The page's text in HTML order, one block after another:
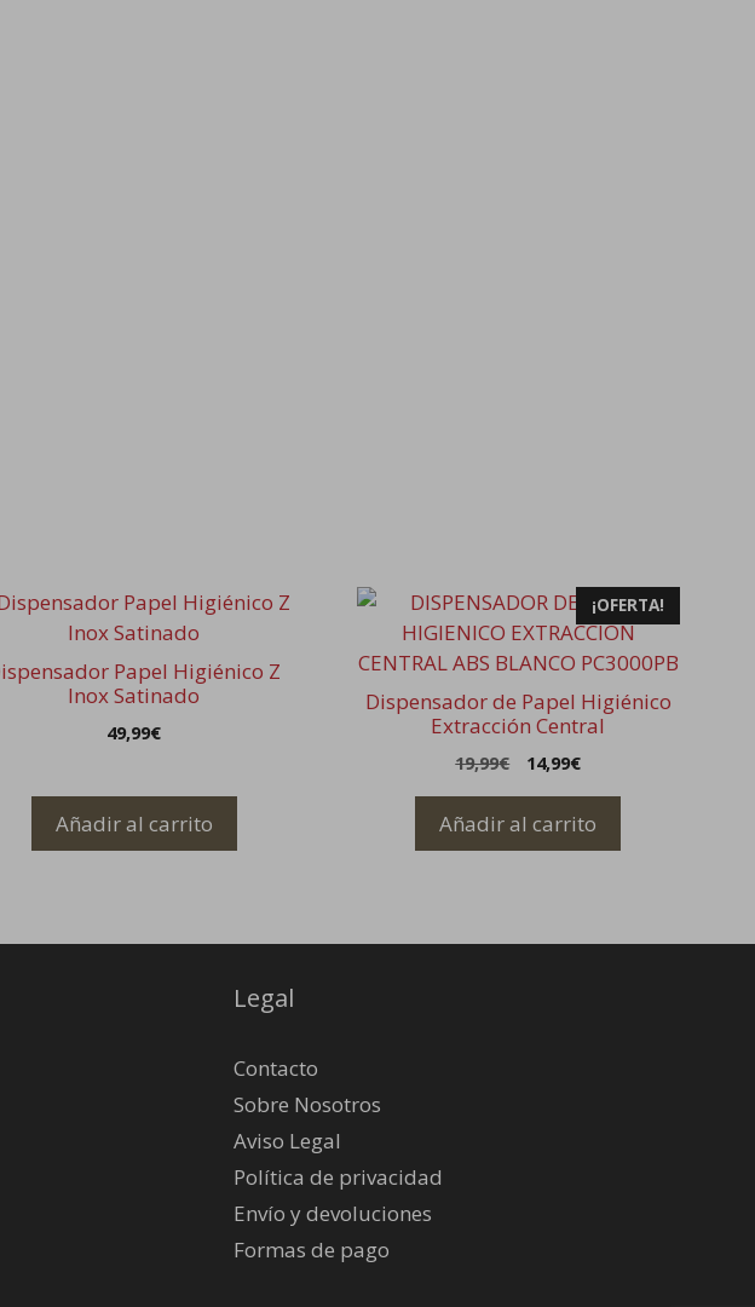
Papel Higiénico Z
Inox Satinado
49,99€
Añadir al carrito
¡OFERTA!
Dispensador de Papel Higiénico
Extracción Central
19,99€
El
original
era:
14,99€El
actual
es:
Añadir al carrito
Legal
Contacto
Sobre Nosotros
Aviso Legal
Política de privacidad
Envío y devoluciones
Formas de pago